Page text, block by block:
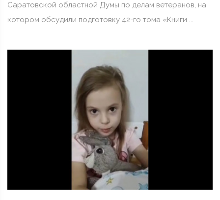
Саратовской областной Думы по делам ветеранов, на
котором обсудили подготовку 42-го тома «Книги ...